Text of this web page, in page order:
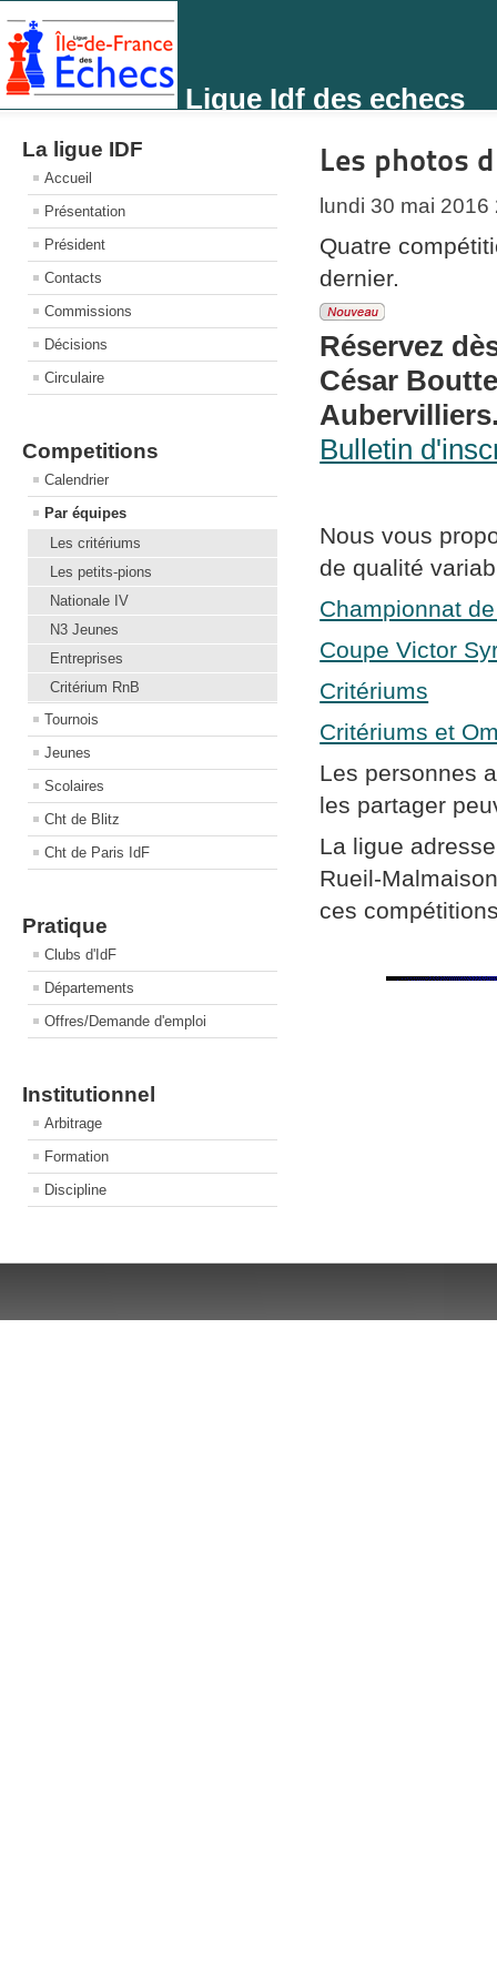
Ligue Idf des echecs
La ligue IDF
Accueil
Présentation
Président
Contacts
Commissions
Décisions
Circulaire
Competitions
Calendrier
Par équipes
Les critériums
Les petits-pions
Nationale IV
N3 Jeunes
Entreprises
Critérium RnB
Tournois
Jeunes
Scolaires
Cht de Blitz
Cht de Paris IdF
Pratique
Clubs d'IdF
Départements
Offres/Demande d'emploi
Institutionnel
Arbitrage
Formation
Discipline
Les photos
lundi 30 mai 2016
Quatre
dernier.
Réservez
César
Bulletin
Nous vous
de qualité
Championnat
Coupe Victor
Critériums
Critériums et
Les personnes
les partager
La ligue
Rueil-
ces